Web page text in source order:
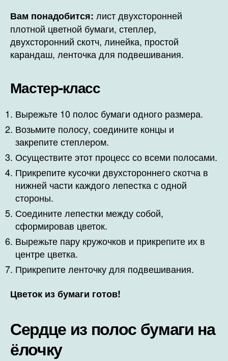
Вам понадобится: лист двухсторонней
плотной цветной бумаги, степлер,
двухсторонний скотч, линейка, простой
карандаш, ленточка для подвешивания.
Мастер-класс
Вырежьте 10 полос бумаги одного размера.
Возьмите полосу, соедините концы и
закрепите степлером.
Осуществите этот процесс со всеми полосами.
Прикрепите кусочки двухстороннего скотча в
нижней части каждого лепестка с одной
стороны.
Соедините лепестки между собой,
сформировав цветок.
Вырежьте пару кружочков и прикрепите их в
центре цветка.
Прикрепите ленточку для подвешивания.
Цветок из бумаги готов!
Сердце из полос бумаги на
ёлочку